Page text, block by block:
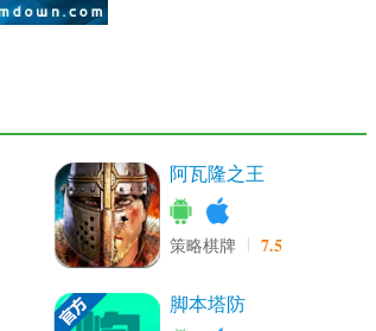
阿瓦隆之王
策略棋牌 7.5
脚本塔防